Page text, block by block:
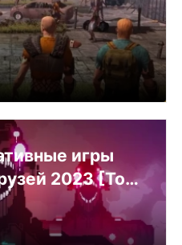
игры
2023 [Топ